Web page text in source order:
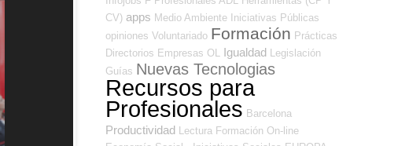
CV) apps Medio Ambiente Iniciativas Públicas
opiniones Voluntariado Formación Prácticas
Directorios Empresas OL
Igualdad
Legislación
Guías Nuevas Tecnologias
Recursos para
Profesionales Barcelona
Productividad Lectura Formación On-line